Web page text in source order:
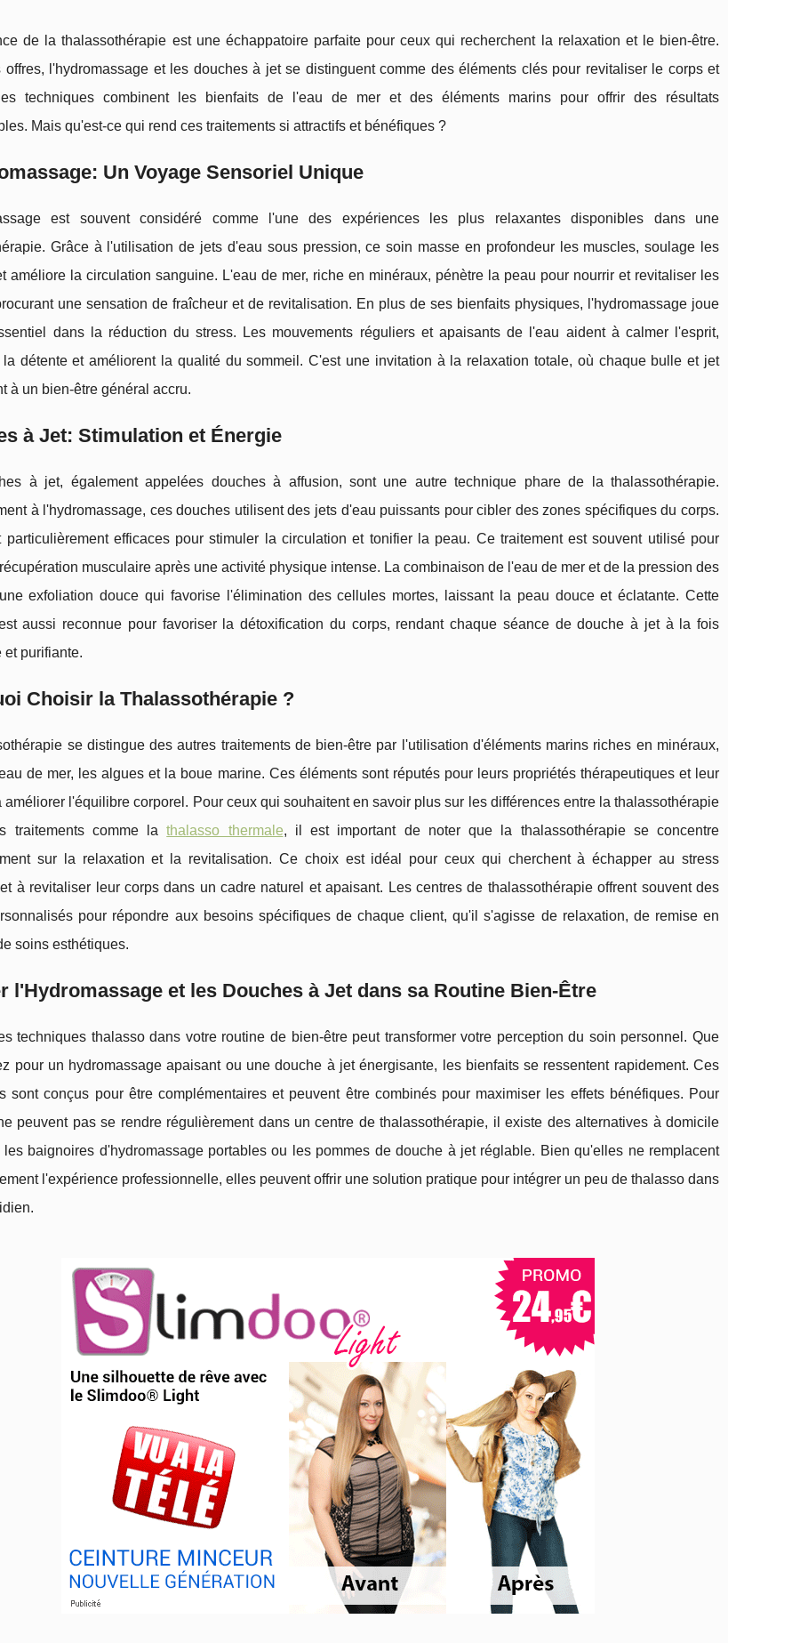
de la thalassothérapie est une échappatoire parfaite pour ceux qui recherchent la relaxation et le bien-être.
offres, l'hydromassage et les douches à jet se distinguent comme des éléments clés pour revitaliser le corps et
techniques combinent les bienfaits de l'eau de mer et des éléments marins pour offrir des résultats
Mais qu'est-ce qui rend ces traitements si attractifs et bénéfiques ?
Un Voyage Sensoriel Unique
est souvent considéré comme l'une des expériences les plus relaxantes disponibles dans une
Grâce à l'utilisation de jets d'eau sous pression, ce soin masse en profondeur les muscles, soulage les
améliore la circulation sanguine. L'eau de mer, riche en minéraux, pénètre la peau pour nourrir et revitaliser les
une sensation de fraîcheur et de revitalisation. En plus de ses bienfaits physiques, l'hydromassage joue
dans la réduction du stress. Les mouvements réguliers et apaisants de l'eau aident à calmer l'esprit,
la détente et améliorent la qualité du sommeil. C'est une invitation à la relaxation totale, où chaque bulle et jet
à un bien-être général accru.
à Jet: Stimulation et Énergie
à jet, également appelées douches à affusion, sont une autre technique phare de la thalassothérapie.
à l'hydromassage, ces douches utilisent des jets d'eau puissants pour cibler des zones spécifiques du corps.
particulièrement efficaces pour stimuler la circulation et tonifier la peau. Ce traitement est souvent utilisé pour
musculaire après une activité physique intense. La combinaison de l'eau de mer et de la pression des
exfoliation douce qui favorise l'élimination des cellules mortes, laissant la peau douce et éclatante. Cette
aussi reconnue pour favoriser la détoxification du corps, rendant chaque séance de douche à jet à la fois
et purifiante.
Choisir la Thalassothérapie ?
se distingue des autres traitements de bien-être par l'utilisation d'éléments marins riches en minéraux,
de mer, les algues et la boue marine. Ces éléments sont réputés pour leurs propriétés thérapeutiques et leur
améliorer l'équilibre corporel. Pour ceux qui souhaitent en savoir plus sur les différences entre la thalassothérapie
traitements comme lathalasso thermale, il est important de noter que la thalassothérapie se concentre
sur la relaxation et la revitalisation. Ce choix est idéal pour ceux qui cherchent à échapper au stress
à revitaliser leur corps dans un cadre naturel et apaisant. Les centres de thalassothérapie offrent souvent des
pour répondre aux besoins spécifiques de chaque client, qu'il s'agisse de relaxation, de remise en
soins esthétiques.
l'Hydromassage et les Douches à Jet dans sa Routine Bien-Être
techniques thalasso dans votre routine de bien-être peut transformer votre perception du soin personnel. Que
pour un hydromassage apaisant ou une douche à jet énergisante, les bienfaits se ressentent rapidement. Ces
sont conçus pour être complémentaires et peuvent être combinés pour maximiser les effets bénéfiques. Pour
peuvent pas se rendre régulièrement dans un centre de thalassothérapie, il existe des alternatives à domicile
baignoires d'hydromassage portables ou les pommes de douche à jet réglable. Bien qu'elles ne remplacent
l'expérience professionnelle, elles peuvent offrir une solution pratique pour intégrer un peu de thalasso dans